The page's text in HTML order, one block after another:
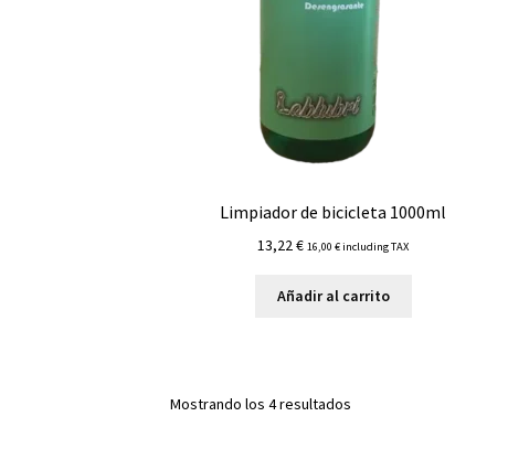
Limpiador de bicicleta 1000ml
13,22€ 16,00€including TAX
Añadir al carrito
Mostrando los 4 resultados